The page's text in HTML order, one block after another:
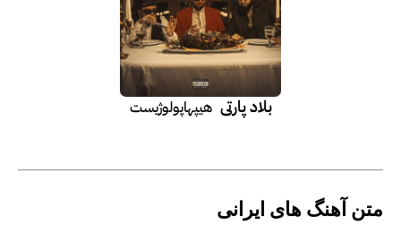
بلاد پارتی هیپهاپولوژیست
متن آهنگ های ایرانی